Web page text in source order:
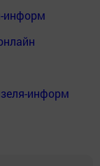
информ
информ